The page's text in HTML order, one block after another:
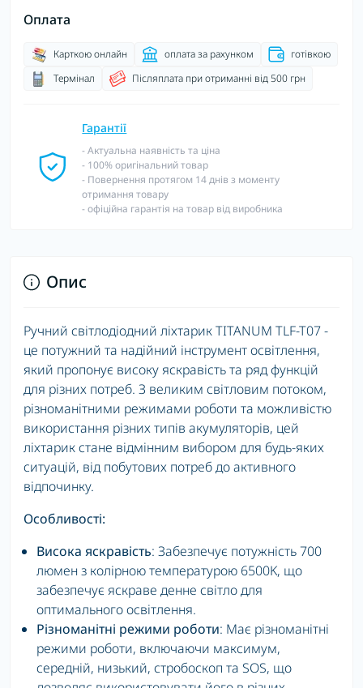
Оплата
Карткою онлайн оплата за рахунком
готівкою
Термінал
Післяплата при отриманні від 500 грн
Гарантії
- Актуальна наявність та ціна
- 100% оригінальний товар
- Повернення протягом 14 днів з моменту
отримання товару
- офіційна гарантія на товар від виробника
Опис
Ручний світлодіодний ліхтарик TITANUM TLF-T07 -
це потужний та надійний інструмент освітлення,
який пропонує високу яскравість та ряд функцій
для різних потреб. З великим світловим потоком,
різноманітними режимами роботи та можливістю
використання різних типів акумуляторів, цей
ліхтарик стане відмінним вибором для будь-яких
ситуацій, від побутових потреб до активного
відпочинку.
Особливості:
Висока яскравість: Забезпечує потужність 700
люмен з колірною температурою 6500K, що
забезпечує яскраве денне світло для
оптимального освітлення.
Різноманітні режими роботи: Має різноманітні
режими роботи, включаючи максимум,
середній, низький, стробоскоп та SOS, що